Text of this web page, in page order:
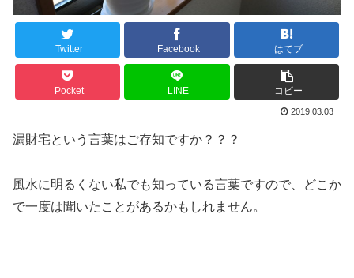
Twitter Facebook はてブ
Pocket LINE コピー
2019.03.03
漏財宅という言葉はご存知ですか？？？
風水に明るくない私でも知っている言葉ですので、どこか
で一度は聞いたことがあるかもしれません。